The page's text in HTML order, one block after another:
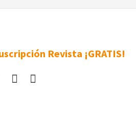
Revista ¡GRATIS!